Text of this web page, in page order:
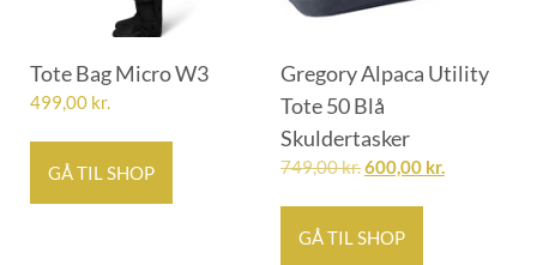
Tote Bag Micro W3
499,00 kr.
GÅ TIL SHOP
Gregory Alpaca Utility
Tote 50 Blå
Skuldertasker
749,00kr.600,00 kr.
GÅ TIL SHOP